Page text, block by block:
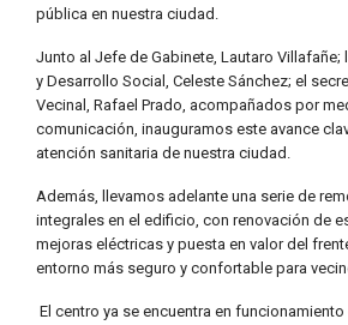
pública en nuestra ciudad.
Junto al Jefe de Gabinete, Lautaro Villafañe;
y Desarrollo Social, Celeste Sánchez; el
Vecinal, Rafael Prado, acompañados por
comunicación, inauguramos este avance
atención sanitaria de nuestra ciudad.
Además, llevamos adelante una serie de
integrales en el edificio, con renovación de
mejoras eléctricas y puesta en valor del
entorno más seguro y confortable para
El centro ya se encuentra en